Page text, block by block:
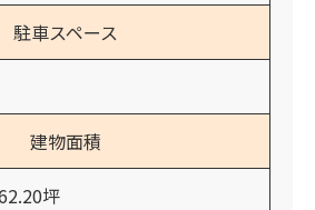
駐車スペース
建物面積
坪